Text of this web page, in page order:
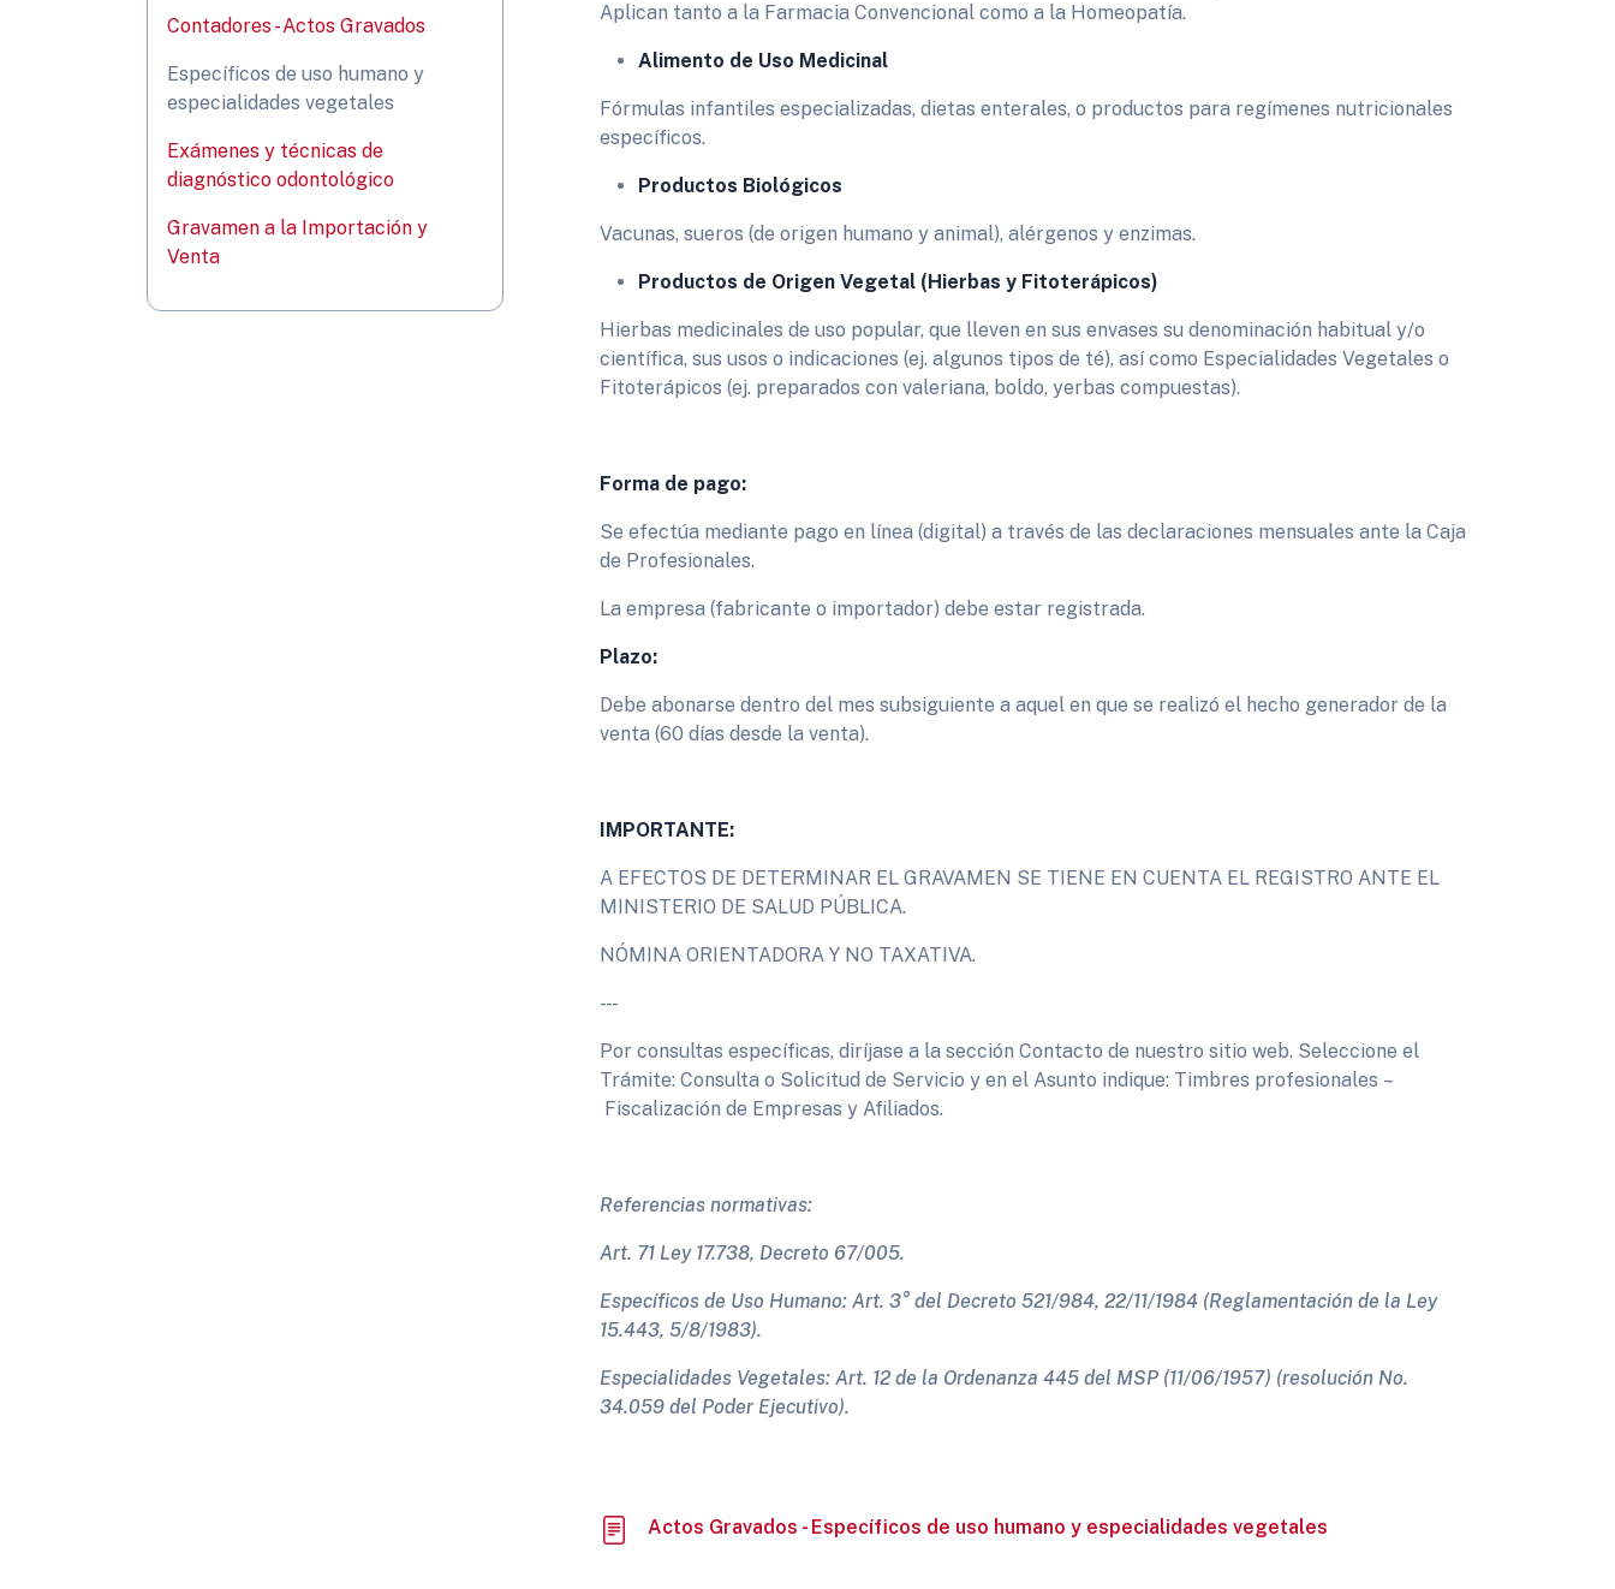
Contadores - Actos Gravados
Específicos de uso humano y
especialidades vegetales
Exámenes y técnicas de
diagnóstico odontológico
Gravamen a la Importación y
Venta
Aplican tanto a la Farmacia Convencional como a la Homeopatía.
Alimento de Uso Medicinal
​Fórmulas infantiles especializadas, dietas enterales, o productos para regímenes nutricionales
específicos.
Productos Biológicos
​Vacunas, sueros (de origen humano y animal), alérgenos y enzimas.
Productos de Origen Vegetal (Hierbas y Fitoterápicos)
Hierbas medicinales de uso popular, que lleven en sus envases su denominación habitual y/o
científica, sus usos o indicaciones (ej. algunos tipos de té), así como Especialidades Vegetales o
Fitoterápicos (ej. preparados con valeriana, boldo, yerbas compuestas).
Forma de pago:
Se efectúa mediante pago en línea (digital) a través de las declaraciones mensuales ante la Caja
de Profesionales.
La empresa (fabricante o importador) debe estar registrada.
Plazo:
Debe abonarse dentro del mes subsiguiente a aquel en que se realizó el hecho generador de la
venta (60 días desde la venta).
IMPORTANTE:
A EFECTOS DE DETERMINAR EL GRAVAMEN SE TIENE EN CUENTA EL REGISTRO ANTE EL
MINISTERIO DE SALUD PÚBLICA.
NÓMINA ORIENTADORA Y NO TAXATIVA.
- - -
Por consultas específicas, diríjase a la sección Contacto de nuestro sitio web. Seleccione el
Trámite: Consulta o Solicitud de Servicio y en el Asunto indique: Timbres profesionales –
Fiscalización de Empresas y Afiliados.
Referencias normativas:
Art. 71 Ley 17.738, Decreto 67/005.
Específicos de Uso Humano: Art. 3° del Decreto 521/984, 22/11/1984 (Reglamentación de la Ley
15.443, 5/8/1983).
Especialidades Vegetales: Art. 12 de la Ordenanza 445 del MSP (11/06/1957) (resolución No.
34.059 del Poder Ejecutivo).
Actos Gravados - Específicos de uso humano y especialidades vegetales